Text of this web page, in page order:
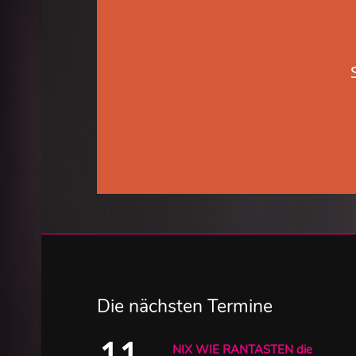
Die nächsten Termine
NIX WIE RANTASTEN die